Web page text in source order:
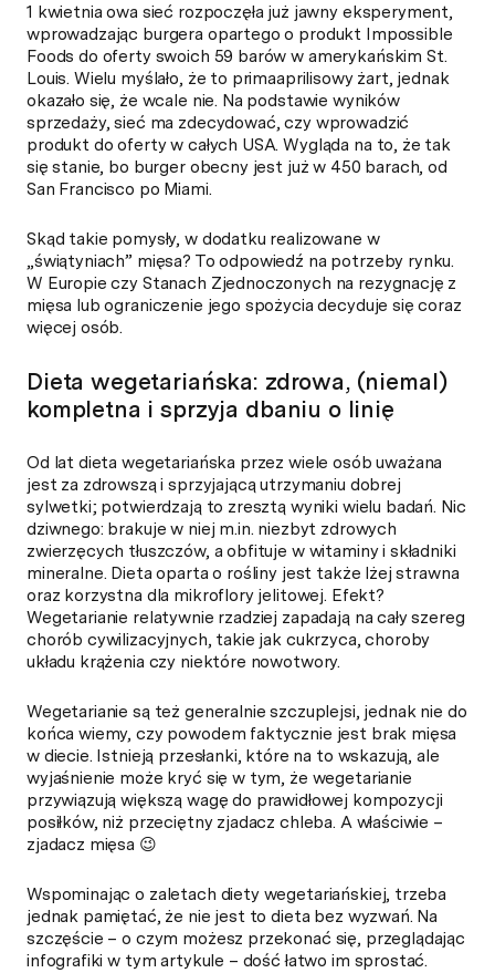
1 kwietnia owa sieć rozpoczęła już jawny eksperyment,
wprowadzając burgera opartego o produkt Impossible
Foods do oferty swoich 59 barów w amerykańskim St.
Louis. Wielu myślało, że to primaaprilisowy żart, jednak
okazało się, że wcale nie. Na podstawie wyników
sprzedaży, sieć ma zdecydować, czy wprowadzić
produkt do oferty w całych USA. Wygląda na to, że tak
się stanie, bo burger obecny jest już w 450 barach, od
San Francisco po Miami.
Skąd takie pomysły, w dodatku realizowane w
„świątyniach” mięsa? To odpowiedź na potrzeby rynku.
W Europie czy Stanach Zjednoczonych na rezygnację z
mięsa lub ograniczenie jego spożycia decyduje się coraz
więcej osób.
Dieta wegetariańska: zdrowa, (niemal)
kompletna i sprzyja dbaniu o linię
Od lat dieta wegetariańska przez wiele osób uważana
jest za zdrowszą i sprzyjającą utrzymaniu dobrej
sylwetki; potwierdzają to zresztą wyniki wielu badań. Nic
dziwnego: brakuje w niej m.in. niezbyt zdrowych
zwierzęcych tłuszczów, a obfituje w witaminy i składniki
mineralne. Dieta oparta o rośliny jest także lżej strawna
oraz korzystna dla mikroflory jelitowej. Efekt?
Wegetarianie relatywnie rzadziej zapadają na cały szereg
chorób cywilizacyjnych, takie jak cukrzyca, choroby
układu krążenia czy niektóre nowotwory.
Wegetarianie są też generalnie szczuplejsi, jednak nie do
końca wiemy, czy powodem faktycznie jest brak mięsa
w diecie. Istnieją przesłanki, które na to wskazują, ale
wyjaśnienie może kryć się w tym, że wegetarianie
przywiązują większą wagę do prawidłowej kompozycji
posiłków, niż przeciętny zjadacz chleba. A właściwie –
zjadacz mięsa 😉
Wspominając o zaletach diety wegetariańskiej, trzeba
jednak pamiętać, że nie jest to dieta bez wyzwań. Na
szczęście – o czym możesz przekonać się, przeglądając
infografiki w tym artykule – dość łatwo im sprostać.